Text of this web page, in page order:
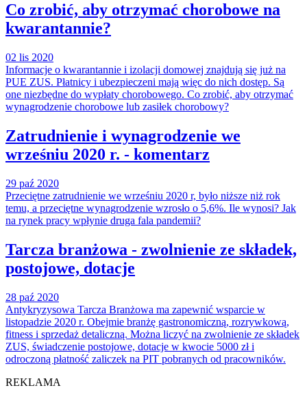
Co zrobić, aby otrzymać chorobowe na
kwarantannie?
02 lis 2020
Informacje o kwarantannie i izolacji domowej znajdują się już na
PUE ZUS. Płatnicy i ubezpieczeni mają więc do nich dostęp. Są
one niezbędne do wypłaty chorobowego. Co zrobić, aby otrzymać
wynagrodzenie chorobowe lub zasiłek chorobowy?
Zatrudnienie i wynagrodzenie we
wrześniu 2020 r. - komentarz
29 paź 2020
Przeciętne zatrudnienie we wrześniu 2020 r, było niższe niż rok
temu, a przeciętne wynagrodzenie wzrosło o 5,6%. Ile wynosi? Jak
na rynek pracy wpłynie druga fala pandemii?
Tarcza branżowa - zwolnienie ze składek,
postojowe, dotacje
28 paź 2020
Antykryzysowa Tarcza Branżowa ma zapewnić wsparcie w
listopadzie 2020 r. Obejmie branżę gastronomiczną, rozrywkową,
fitness i sprzedaż detaliczną. Można liczyć na zwolnienie ze składek
ZUS, świadczenie postojowe, dotacje w kwocie 5000 zł i
odroczoną płatność zaliczek na PIT pobranych od pracowników.
REKLAMA